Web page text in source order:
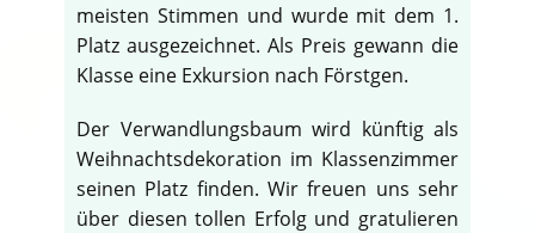
meisten Stimmen und wurde mit dem 1.
Platz ausgezeichnet. Als Preis gewann die
Klasse eine Exkursion nach Förstgen.
Der Verwandlungsbaum wird künftig als
Weihnachtsdekoration im Klassenzimmer
seinen Platz finden. Wir freuen uns sehr
über diesen tollen Erfolg und gratulieren